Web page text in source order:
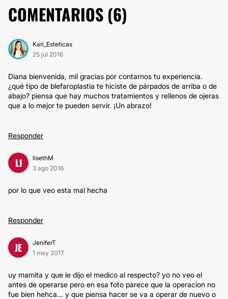
COMENTARIOS (6)
Kari_Esteticas
25 jul 2016
Diana bienvenida, mil gracias por contarnos tu experiencia.
¿qué tipo de blefaroplastia te hiciste de párpados de arriba o de
abajo? piensa que hay muchos tratamientos y rellenos de ojeras
que a lo mejor te pueden servir. ¡Un abrazo!
Responder
LI
lisethM
3 ago 2016
por lo que veo esta mal hecha
Responder
JE
JeniferT
1 may 2017
uy mamita y que le dijo el medico al respecto? yo no veo el
antes de operarse pero en esa foto parece que la operacion no
fue bien hehca... y que piensa hacer se va a operar de nuevo o